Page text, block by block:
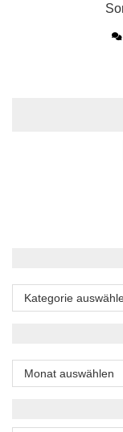
Kategorien
Archiv